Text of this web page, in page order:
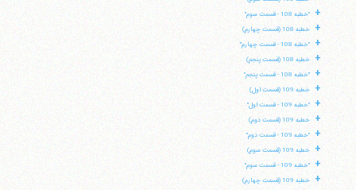
+ "خطبه 108 - قسمت سوم"
+ خطبه 108 (قسمت چهارم)
+ "خطبه 108 - قسمت چهارم"
+ خطبه 108 (قسمت پنجم)
+ "خطبه 108 - قسمت پنجم"
+ خطبه 109 (قسمت اول)
+ "خطبه 109 - قسمت اول"
+ خطبه 109 (قسمت دوم)
+ "خطبه 109 - قسمت دوم"
+ خطبه 109 (قسمت سوم)
+ "خطبه 109 - قسمت سوم"
+ خطبه 109 (قسمت چهارم)